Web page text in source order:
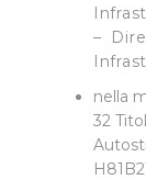
–
nella
32